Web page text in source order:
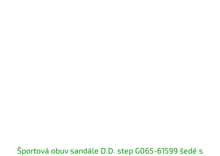
Športová obuv sandále D.D. step G065-61599 šedé s